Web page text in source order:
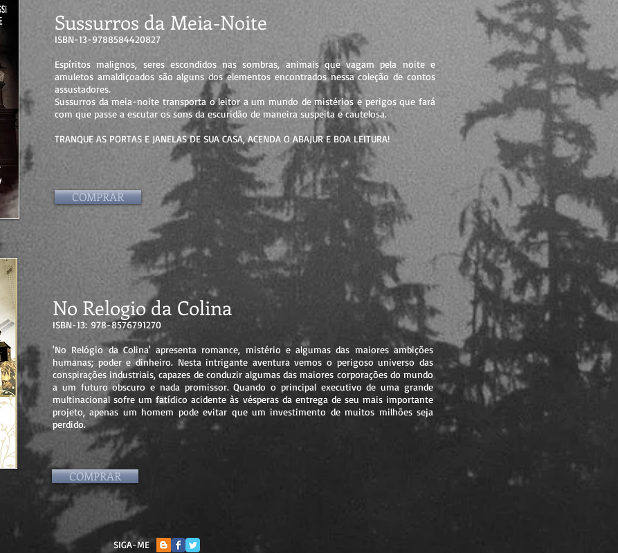
Sussurros da Meia-Noite
ISBN-13-9788584420827
Espíritos malignos, seres escondidos nas sombras, animais que vagam pela noite e
amuletos amaldiçoados são alguns dos elementos encontrados nessa coleção de contos
assustadores.
Sussurros da meia-noite transporta o leitor a um mundo de mistérios e perigos que fará
com que passe a escutar os sons da escuridão de maneira suspeita e cautelosa.
TRANQUE AS PORTAS E JANELAS DE SUA CASA, ACENDA O ABAJUR E BOA LEITURA!
COMPRAR
No Relogio da Colina
ISBN-13: 978-8576791270
'No Relógio da Colina' apresenta romance, mistério e algumas das maiores ambições
humanas; poder e dinheiro. Nesta intrigante aventura vemos o perigoso universo das
conspirações industriais, capazes de conduzir algumas das maiores corporações do mundo
a um futuro obscuro e nada promissor. Quando o principal executivo de uma grande
multinacional sofre um fatídico acidente às vésperas da entrega de seu mais importante
projeto, apenas um homem pode evitar que um investimento de muitos milhões seja
perdido.
COMPRAR
SIGA-ME